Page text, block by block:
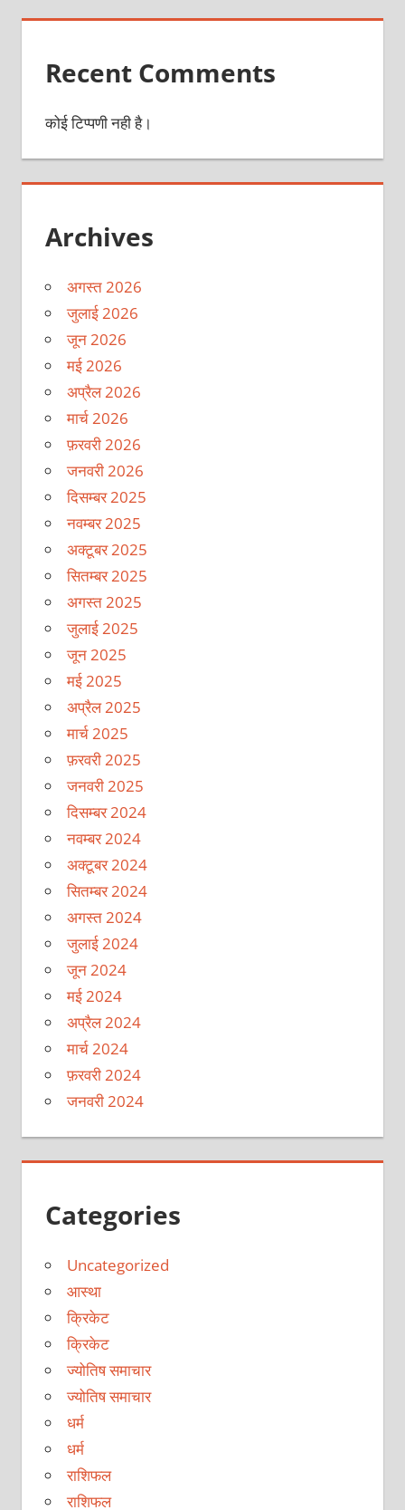
Recent Comments
कोई टिप्पणी नही है।
Archives
अगस्त 2026
जुलाई 2026
जून 2026
मई 2026
अप्रैल 2026
मार्च 2026
फ़रवरी 2026
जनवरी 2026
दिसम्बर 2025
नवम्बर 2025
अक्टूबर 2025
सितम्बर 2025
अगस्त 2025
जुलाई 2025
जून 2025
मई 2025
अप्रैल 2025
मार्च 2025
फ़रवरी 2025
जनवरी 2025
दिसम्बर 2024
नवम्बर 2024
अक्टूबर 2024
सितम्बर 2024
अगस्त 2024
जुलाई 2024
जून 2024
मई 2024
अप्रैल 2024
मार्च 2024
फ़रवरी 2024
जनवरी 2024
Categories
Uncategorized
आस्था
क्रिकेट
क्रिकेट
ज्योतिष समाचार
ज्योतिष समाचार
धर्म
धर्म
राशिफल
राशिफल